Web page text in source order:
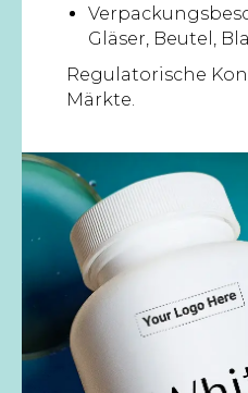
Gläser, Beutel,
Regulatorische
Märkte.